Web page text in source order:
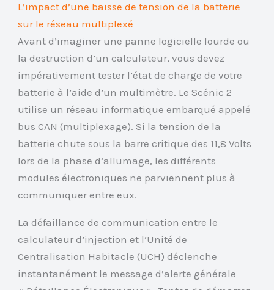
L’impact d’une baisse de tension de la batterie
sur le réseau multiplexé
Avant d’imaginer une panne logicielle lourde ou
la destruction d’un calculateur, vous devez
impérativement tester l’état de charge de votre
batterie à l’aide d’un multimètre. Le Scénic 2
utilise un réseau informatique embarqué appelé
bus CAN (multiplexage). Si la tension de la
batterie chute sous la barre critique des 11,8 Volts
lors de la phase d’allumage, les différents
modules électroniques ne parviennent plus à
communiquer entre eux.
La défaillance de communication entre le
calculateur d’injection et l’Unité de
Centralisation Habitacle (UCH) déclenche
instantanément le message d’alerte générale